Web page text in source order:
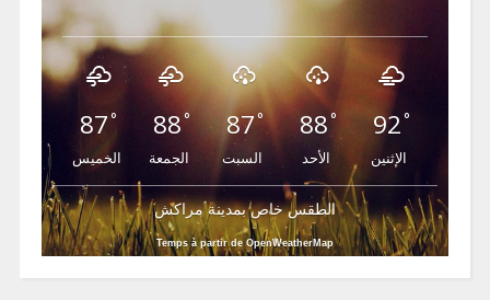
87°
الخميس
88°
الجمعة
87°
السبت
88°
الأحد
92°
الإثنين
الطقس خاص بمدينة مراكش
Temps à partir de OpenWeatherMap